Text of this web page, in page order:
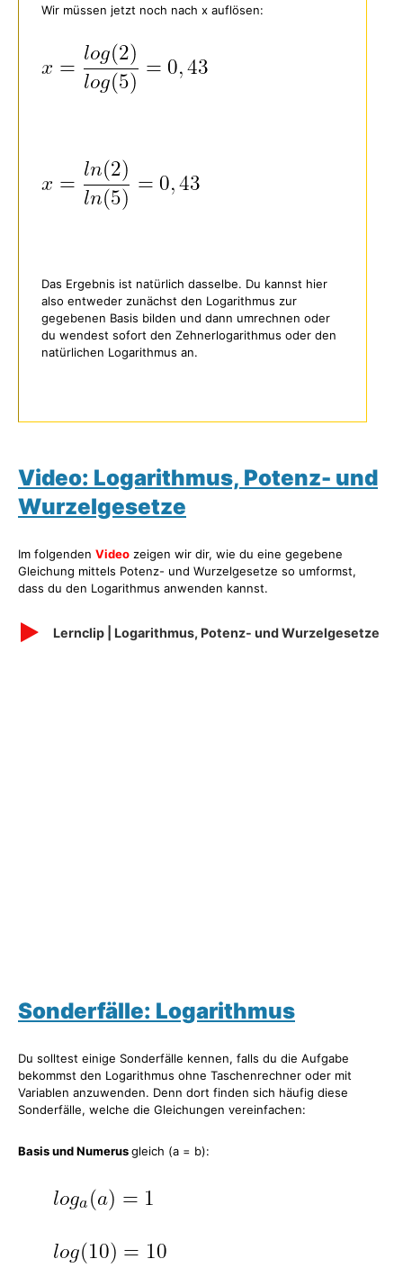
Wir müssen jetzt noch nach x auflösen:
Das Ergebnis ist natürlich dasselbe. Du kannst hier
also entweder zunächst den Logarithmus zur
gegebenen Basis bilden und dann umrechnen oder
du wendest sofort den Zehnerlogarithmus oder den
natürlichen Logarithmus an.
Video: Logarithmus, Potenz- und
Wurzelgesetze
Im folgenden Video zeigen wir dir, wie du eine gegebene
Gleichung mittels Potenz- und Wurzelgesetze so umformst,
dass du den Logarithmus anwenden kannst.
Lernclip | Logarithmus, Potenz- und Wurzelgesetze
Sonderfälle: Logarithmus
Du solltest einige Sonderfälle kennen, falls du die Aufgabe
bekommst den Logarithmus ohne Taschenrechner oder mit
Variablen anzuwenden. Denn dort finden sich häufig diese
Sonderfälle, welche die Gleichungen vereinfachen:
Basis und Numerusgleich (a = b):